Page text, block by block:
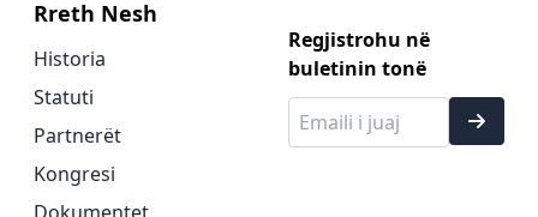
Rreth Nesh
Historia
Statuti
Partnerët
Kongresi
Regjistrohu në
buletinin tonë